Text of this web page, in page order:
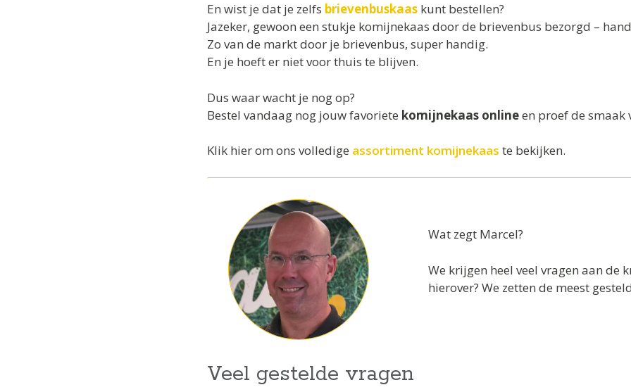
En wist je dat je zelfs brievenbuskaas kunt bestellen?
Jazeker, gewoon een stukje komijnekaas door de brievenbus bezorgd –
Zo van de markt door je brievenbus, super handig.
En je hoeft er niet voor thuis te blijven.
Dus waar wacht je nog op?
Bestel vandaag nog jouw favoriete komijnekaas onlineen proef de
Klik hier om ons volledige assortiment komijnekaas te bekijken.
Wat zegt Marcel?
We krijgen heel veel vragen aan de
hierover? We zetten de meest
Veel gestelde vragen